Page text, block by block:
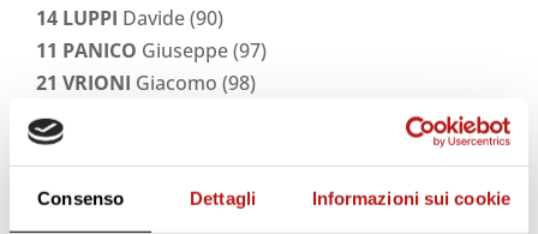
Consenso Dettagli Informazioni sui cookie
14 LUPPI Davide (90)
11 PANICO Giuseppe (97)
21 VRIONI Giacomo (98)
STAGIONE 2026/27